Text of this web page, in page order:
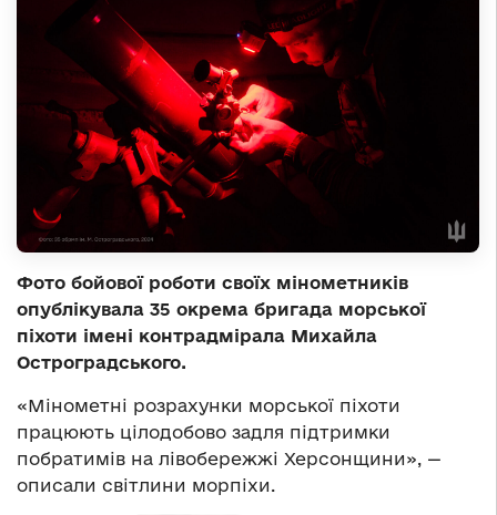
Фото бойової роботи своїх мінометників
опублікувала 35 окрема бригада морської
піхоти імені контрадмірала Михайла
Остроградського.
«Мінометні розрахунки морської піхоти
працюють цілодобово задля підтримки
побратимів на лівобережжі Херсонщини», —
описали світлини морпіхи.